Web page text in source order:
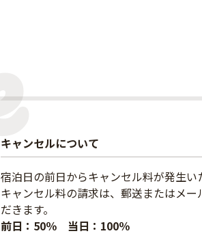
キャンセルについて
宿泊日の前日からキャンセル料が発生い
キャンセル料の請求は、郵送またはメ
だきます。
前日：50％ 当日：100％